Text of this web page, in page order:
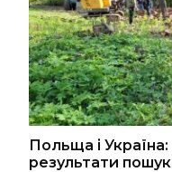
Польща і
результати